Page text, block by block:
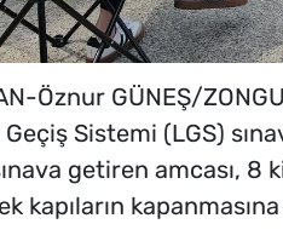
Öznur GÜNEŞ/
Sistemi (LGS)
getiren amcası, 8
kapıların